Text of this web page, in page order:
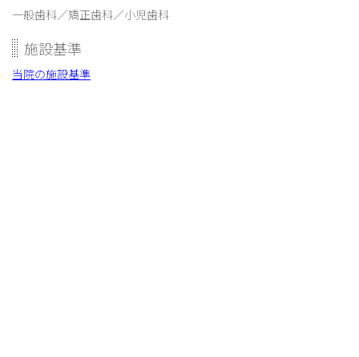
一般歯科／矯正歯科／小児歯科
施設基準
当院の施設基準